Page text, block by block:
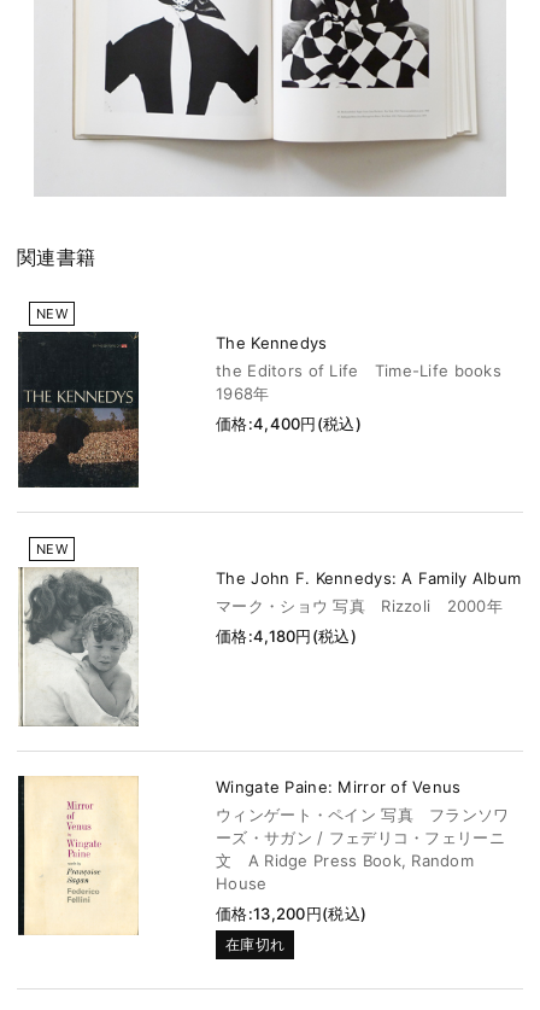
関連書籍
NEW
The Kennedys
the Editors of Life Time-Life books
1968年
価格:4,400円(税込)
NEW
The John F. Kennedys: A Family Album
マーク・ショウ 写真 Rizzoli 2000年
価格:4,180円(税込)
Wingate Paine: Mirror of Venus
ウィンゲート・ペイン 写真 フランソワ
ーズ・サガン / フェデリコ・フェリーニ
文 A Ridge Press Book, Random
House
価格:13,200円(税込)
在庫切れ